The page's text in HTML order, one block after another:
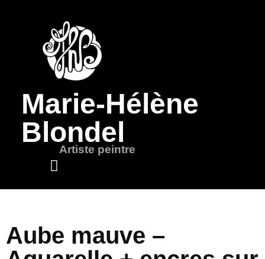
Marie-Hélène
Blondel
Artiste peintre
Aube mauve –